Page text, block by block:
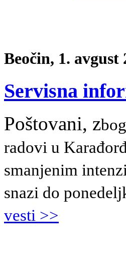
Beočin, 1. avgust
Servisna
Poštovani, z
radovi u
smanjenim
snazi do
vesti >>